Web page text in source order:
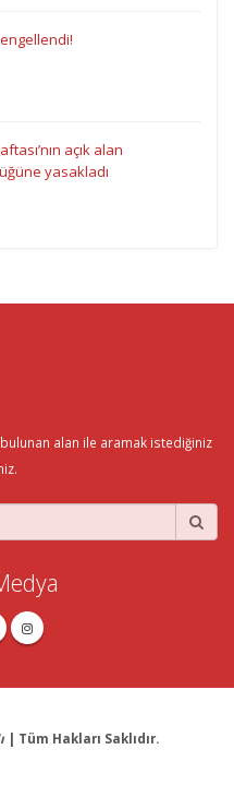
açık alan
yasakladı
alan ile aramak istediğiniz
| Tüm Hakları Saklıdır.